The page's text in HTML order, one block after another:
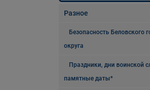
Разное
Безопасность Беловского
округа
Праздники, дни воинской
памятные даты*